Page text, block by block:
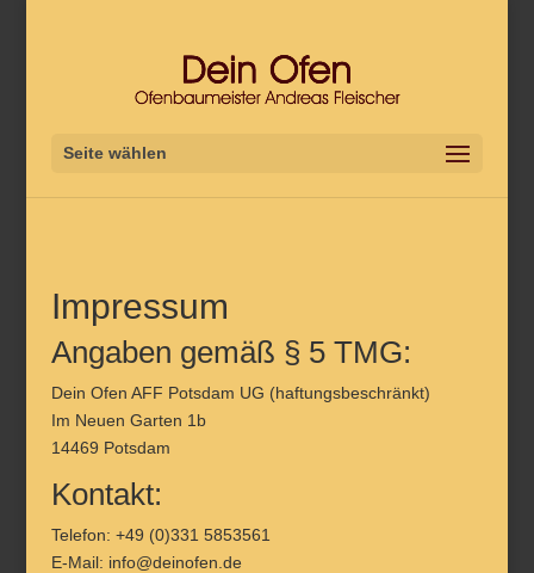
Seite wählen
Impressum
Angaben gemäß § 5 TMG:
Dein Ofen AFF Potsdam UG (haftungsbeschränkt)
Im Neuen Garten 1b
14469 Potsdam
Kontakt:
Telefon: +49 (0)331 5853561
E-Mail: info@deinofen.de